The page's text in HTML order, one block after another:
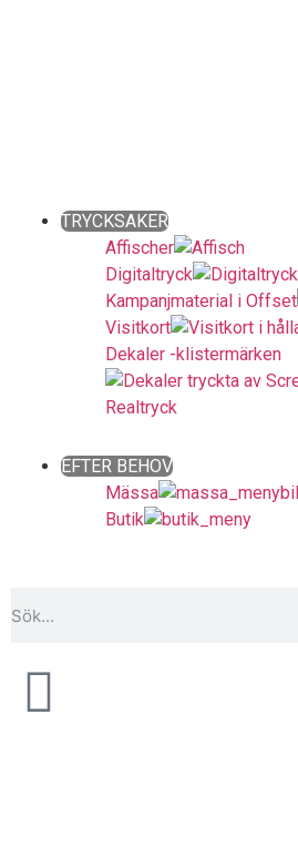
TRYCKSAKER
Affischer
Digitaltryck
Kampanjmaterial i Offset
Visitkort
Dekaler -klistermärken
EFTER BEHOV
Mässa
Butik